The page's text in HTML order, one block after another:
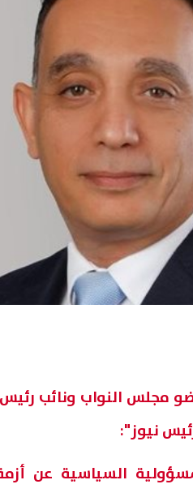
مجلس النواب ونائب
نيوز":
السياسية عن أزمة